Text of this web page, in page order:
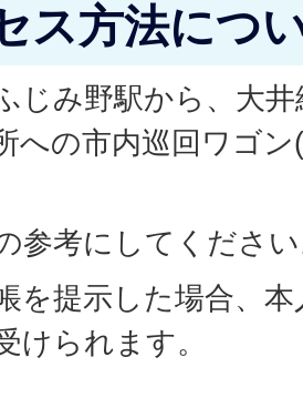
ス方法につ
じみ野駅から、大
への市内巡回ワゴ
参考にしてくださ
を提示した場合、
けられます。